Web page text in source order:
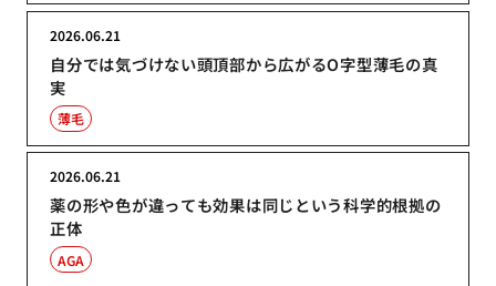
自分では気づけない頭頂部から広がるO字型薄毛の真
実
2026.06.21
薄毛
薬の形や色が違っても効果は同じという科学的根拠の
正体
2026.06.21
AGA